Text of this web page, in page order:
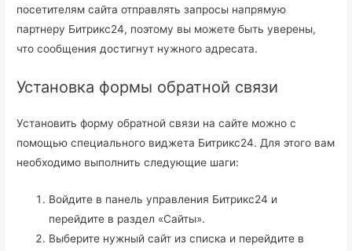
посетителям сайта отправлять запросы напрямую
партнеру Битрикс24, поэтому вы можете быть уверены,
что сообщения достигнут нужного адресата.
Установка формы обратной связи
Установить форму обратной связи на сайте можно с
помощью специального виджета Битрикс24. Для этого вам
необходимо выполнить следующие шаги:
Войдите в панель управления Битрикс24 и
перейдите в раздел «Сайты».
Выберите нужный сайт из списка и перейдите в